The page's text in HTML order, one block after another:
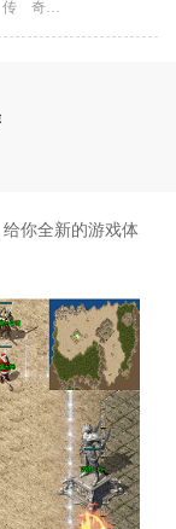
奇
给你全新的游戏体